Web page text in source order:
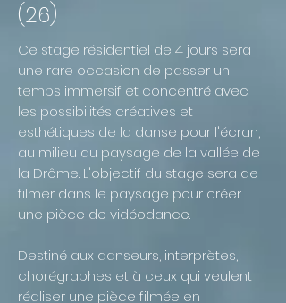
(26)
Ce stage résidentiel de 4 jours sera
une rare occasion de passer un
temps immersif et concentré avec
les possibilités créatives et
esthétiques de la danse pour l'écran,
au milieu du paysage de la vallée de
la Drôme. L'objectif du stage sera de
filmer dans le paysage pour créer
une pièce de vidéodance.
Destiné aux danseurs, interprètes,
chorégraphes et à ceux qui veulent
réaliser une pièce filmée en